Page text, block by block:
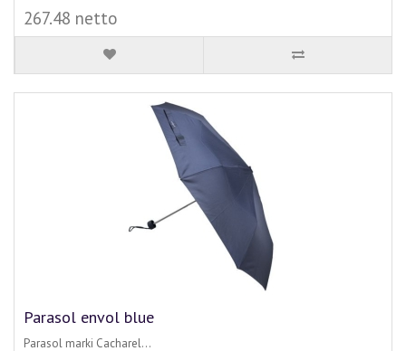
267.48 netto
Parasol envol blue
Parasol marki Cacharel...